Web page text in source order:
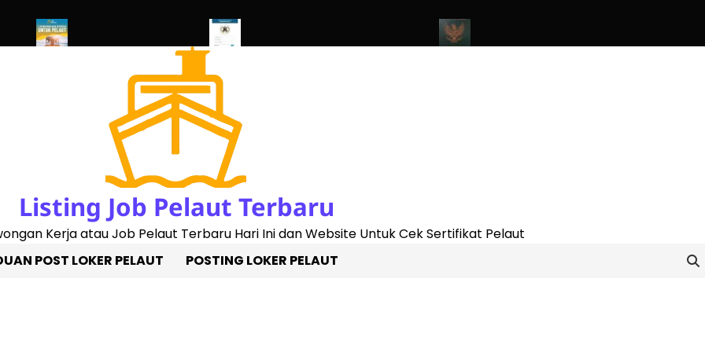
Listing Job Pelaut Terbaru
Kerja atau Job Pelaut Terbaru Hari Ini dan Website Untuk Cek Sertifikat Pelaut
POST LOKER PELAUT POSTING LOKER PELAUT